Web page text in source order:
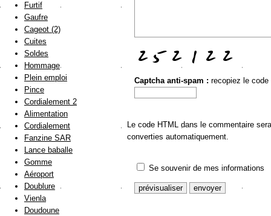
Captcha anti-spam : recopiez le code
Le code HTML dans le commentaire
converties automatiquement.
Se souvenir de mes informations
Furtif
Gaufre
Cageot (2)
Cuites
Soldes
Hommage
Plein emploi
Pince
Cordialement 2
Alimentation
Cordialement
Fanzine SAR
Lance baballe
Gomme
Aéroport
Doublure
Vienla
Doudoune